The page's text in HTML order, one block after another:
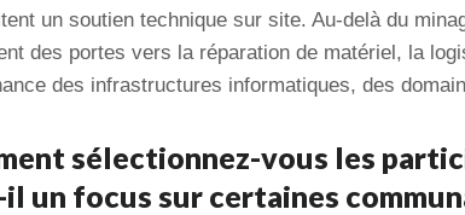
un soutien technique sur site. Au-delà du
des portes vers la réparation de matériel, la
des infrastructures informatiques, des
sélectionnez-vous les
un focus sur certaines